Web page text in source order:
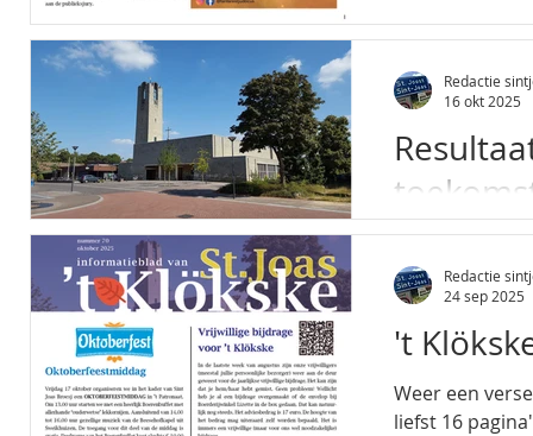
Op 19 juni
in Sint Joost
eerder
het kerkgebouw. De aanwezigen gingen in 7 groepen aan de slag
feedback op
geschreven
de
Redactie
16 okt 2025
't
Weer een
liefst 16
Redactie
24 sep 2025